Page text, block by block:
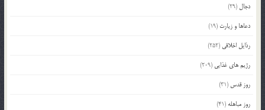
دجال (29)
دعاها و زیارت (19)
رذایل اخلاقی (252)
رژیم های غذایی (209)
روز قدس (31)
روز مباهله (41)